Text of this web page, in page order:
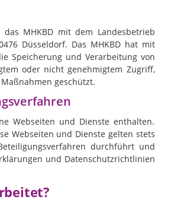
MHKBD mit dem Landesbetrieb
Düsseldorf. Das MHKBD hat mit
Speicherung und Verarbeitung von
oder nicht genehmigtem Zugriff,
geschützt.
Webseiten und Dienste enthalten.
Webseiten und Dienste gelten stets
durchführt und
und Datenschutzrichtlinien